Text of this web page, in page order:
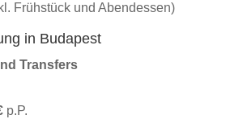
Frühstück und Abendessen)
in Budapest
Transfers
p.P.